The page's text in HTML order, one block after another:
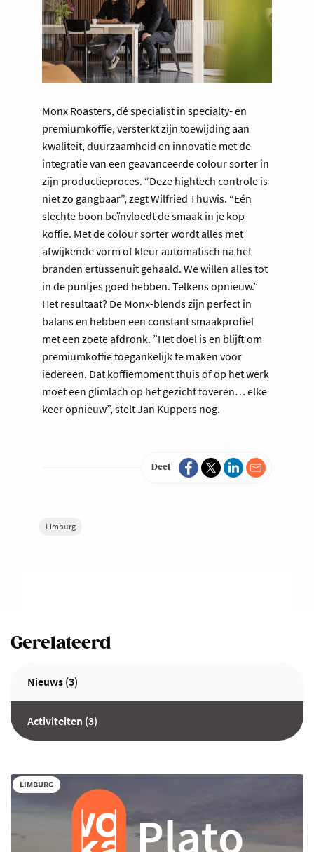
Monx Roasters, dé specialist in specialty- en
premium­koffie, versterkt zijn toewijding aan
kwaliteit, duurzaamheid en innovatie met de
integratie van een geavanceerde colour sorter in
zijn productieproces. “Deze hightech controle is
niet zo gangbaar”, zegt Wilfried Thuwis. “Eén
slechte boon beïnvloedt de smaak in je kop
koffie. Met de colour sorter wordt alles met
afwijkende vorm of kleur automatisch na het
branden ertussen­uit gehaald. We willen alles tot
in de puntjes goed hebben. Telkens opnieuw.”
Het resultaat? De Monx-blends zijn perfect in
balans en hebben een constant smaakprofiel
met een zoete afdronk. ”Het doel is en blijft om
premium­koffie toegankelijk te maken voor
iedereen. Dat koffiemoment thuis of op het werk
moet een glimlach op het gezicht toveren… elke
keer opnieuw”, stelt Jan Kuppers nog.
Deel
Limburg
Gerelateerd
Nieuws (3)
Activiteiten (3)
LIMBURG